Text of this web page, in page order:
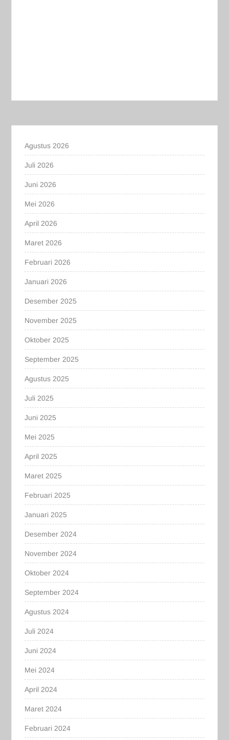
Agustus 2026
Juli 2026
Juni 2026
Mei 2026
April 2026
Maret 2026
Februari 2026
Januari 2026
Desember 2025
November 2025
Oktober 2025
September 2025
Agustus 2025
Juli 2025
Juni 2025
Mei 2025
April 2025
Maret 2025
Februari 2025
Januari 2025
Desember 2024
November 2024
Oktober 2024
September 2024
Agustus 2024
Juli 2024
Juni 2024
Mei 2024
April 2024
Maret 2024
Februari 2024